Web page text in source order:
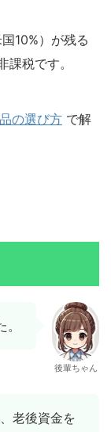
10%）が残る
税です。
の選び方 で解
後輩ちゃん
老後資金を